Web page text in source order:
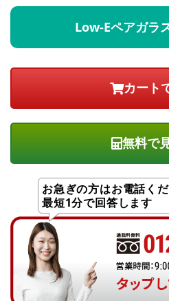
Low-Eペアガラ
無料で
お急ぎの方はお電話く
最短1分で回答します